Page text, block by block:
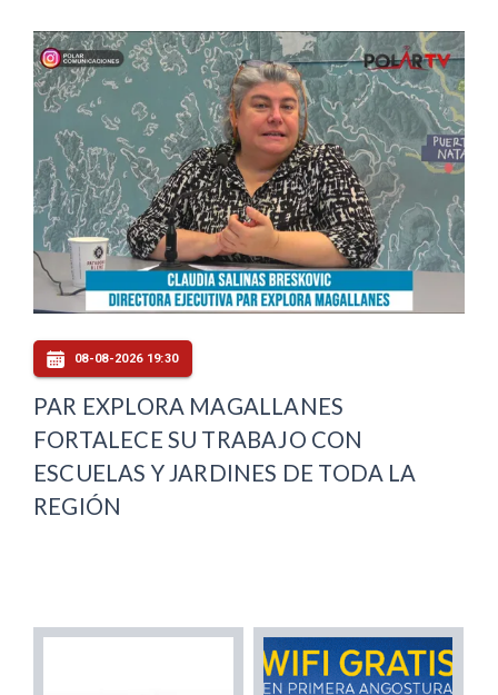
08-08-2026 19:30
PAR EXPLORA MAGALLANES
FORTALECE SU TRABAJO CON
ESCUELAS Y JARDINES DE TODA LA
REGIÓN